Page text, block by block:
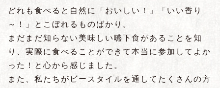
どれも食べると自然に「おいしい！」「いい香り
～！」とこぼれるものばかり。
まだまだ知らない美味しい嚥下食があることを知
り、実際に食べることができて本当に参加してよか
った！と心から感じました。
また、私たちがビースタイルを通してたくさんの方